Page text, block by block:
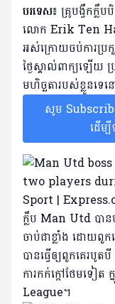
បរទេស៖ គ្រូបង្វឹកក្
លោក Erik Ten
អស់ក្រោយចប់ការប្រ
ថ្ងៃស្គាល់ពាក្យឡើយ
មហិច្ឆតារបស់ខ្លួនទេ
សូម
ដើម្
ក្លឹប Man Utd បា
ចាប់ជាខ្លាំង ដោយពួ
បានធ្វើឲ្យពួកគេរបូ
ការកក់ក្តៅថែមទៀ
League។